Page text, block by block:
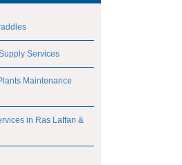
Services
Maintenance
in Ras Laffan &